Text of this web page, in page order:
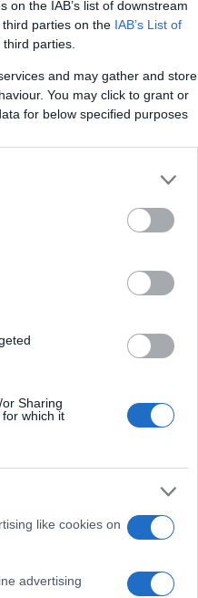
the IAB’s list of downstream
parties on the IAB’s List of
parties.
and may gather and store
You may click to grant or
for below specified purposes
Sharing
which it
like cookies on
advertising